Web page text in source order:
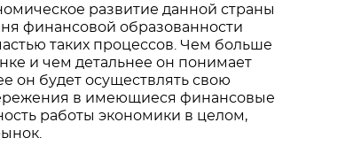
развитие данной страны
финансовой образованности
таких процессов. Чем больше
и чем детальнее он понимает
он будет осуществлять свою
в имеющиеся финансовые
работы экономики в целом,